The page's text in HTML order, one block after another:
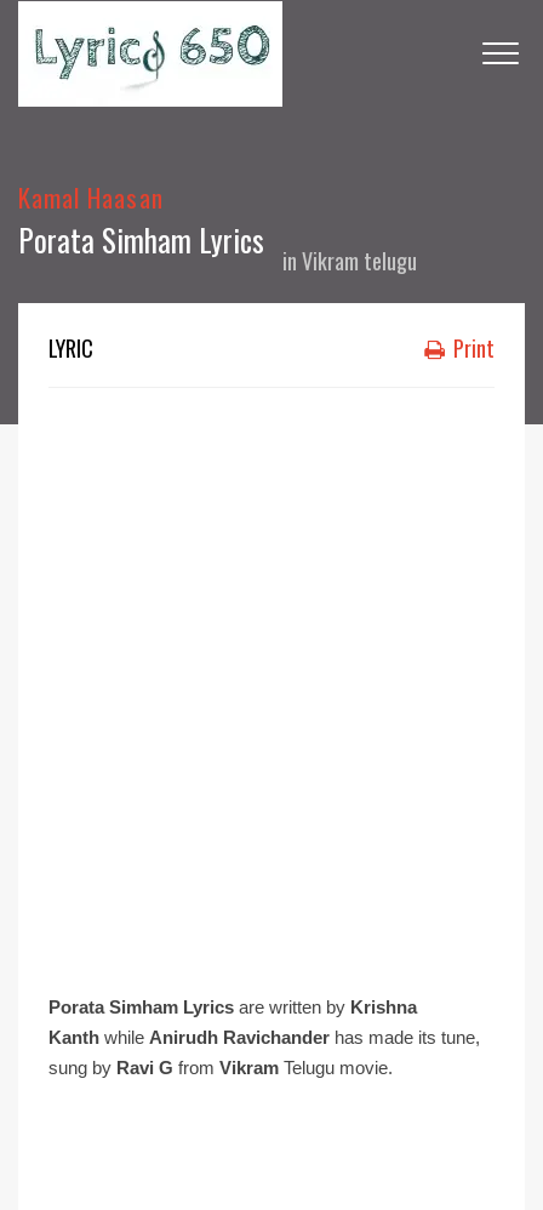
Kamal Haasan
Porata Simham Lyrics inVikram telugu
LYRIC Print
Porata Simham Lyrics are written by Krishna
Kanth while Anirudh Ravichander has made its tune,
sung by Ravi G from Vikram Telugu movie.